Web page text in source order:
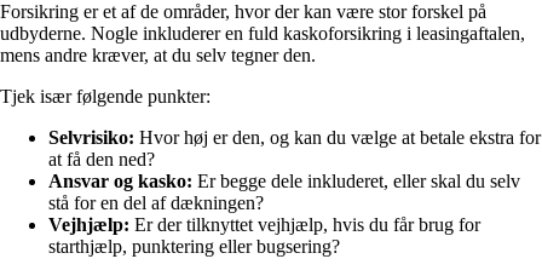
Forsikring er et af de områder, hvor der kan være stor forskel på
udbyderne. Nogle inkluderer en fuld kaskoforsikring i leasingaftalen,
mens andre kræver, at du selv tegner den.
Tjek især følgende punkter:
Selvrisiko: Hvor høj er den, og kan du vælge at betale ekstra for
at få den ned?
Ansvar og kasko: Er begge dele inkluderet, eller skal du selv
stå for en del af dækningen?
Vejhjælp: Er der tilknyttet vejhjælp, hvis du får brug for
starthjælp, punktering eller bugsering?